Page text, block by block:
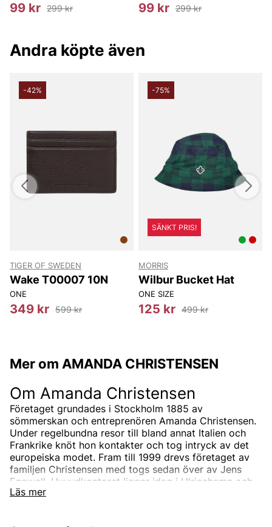
99 kr 299 kr 99 kr 299 kr
Andra köpte även
-42%
TIGER OF SWEDEN
Wake T00007 10N
ONE
349 kr 599 kr
-75%
SÄNKT PRIS!
MORRIS
Wilbur Bucket Hat
ONE SIZE
125 kr 499 kr
Mer om AMANDA CHRISTENSEN
Läs mer
Om Amanda Christensen
Företaget grundades i Stockholm 1885 av
sömmerskan och entreprenören Amanda Christensen.
Under regelbundna resor till bland annat Italien och
Frankrike knöt hon kontakter och tog intryck av det
europeiska modet. Fram till 1999 drevs företaget av
familjen Christensen med togs sedan över av Jens
Engwall. Huvudkontoret ligger idag i Ulricehamn och
tillverkningen sker i Italien.